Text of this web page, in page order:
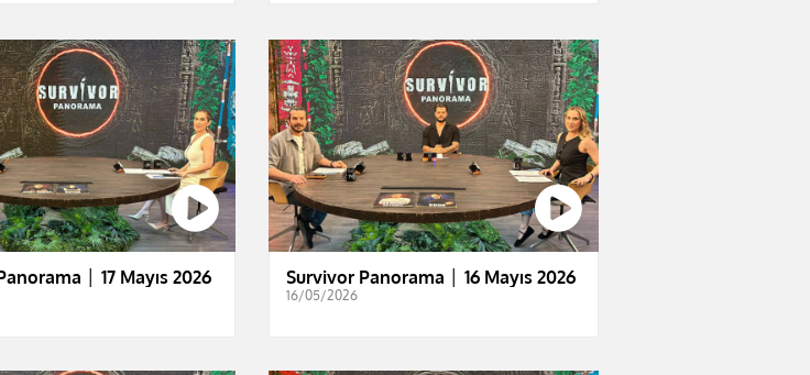
│ 17 Mayıs 2026 Survivor Panorama │ 16 Mayıs 2026
16/05/2026